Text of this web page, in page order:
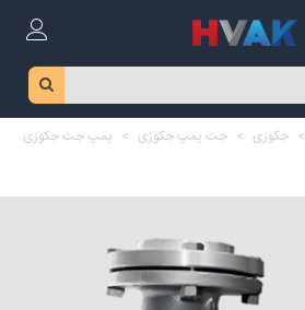
> جکوزی > جت پمپ جکوزی > پمپ جت جکوزی